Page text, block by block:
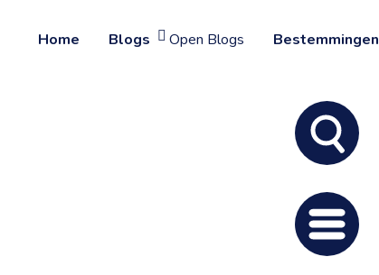
Home Blogs Open Blogs Bestemmingen